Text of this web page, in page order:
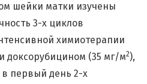
шейки матки изучены
3-х циклов
химиотерапии
доксорубицином (35 мг/м2),
первый день 2-х